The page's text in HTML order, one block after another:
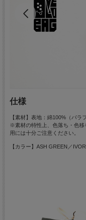
仕様
【素材】表地：綿100%（パラ
※素材の特性上、色落ち・色移
用には十分ご注意ください。
【カラー】ASH GREEN／